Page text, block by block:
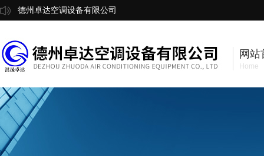
德州卓达空调设备有限公司
网站
Home